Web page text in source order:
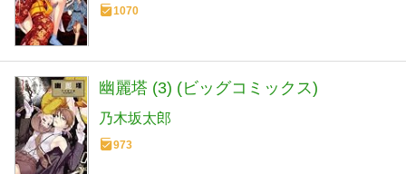
1070
幽麗塔 (3) (ビッグコミックス)
乃木坂太郎
973